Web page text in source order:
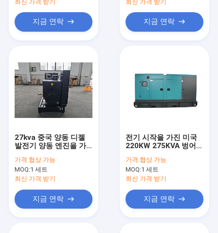
최신 가격 받기
지금 연락
최신 가격 받기
지금 연락
27kva 중국 양동 디젤
발전기 양동 엔진을 가
가격:협상 가능
MOQ:1 세트
최신 가격 받기
지금 연락
전기 시작을 가진 미국
220KW 275KVA 벙어리
전기
가격:협상 가능
MOQ:1 세트
최신 가격 받기
지금 연락